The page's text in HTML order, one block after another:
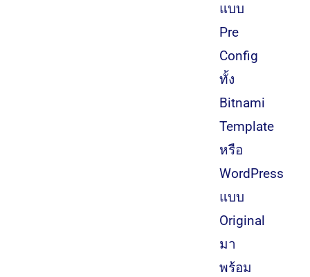
แบบ
Pre
Config
ทั้ง
Bitnami
Template
หรือ
WordPress
แบบ
Original
มา
พร้อม